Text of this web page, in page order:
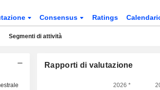
Consensus Ratings
Segmenti di attività
Rapporti di valutazione
2026 *